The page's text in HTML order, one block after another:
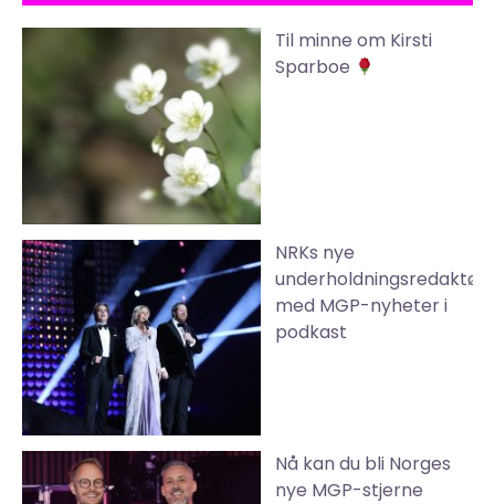
Til minne om Kirsti
Sparboe
NRKs nye
underholdningsredaktør
med MGP-nyheter i
podkast
Nå kan du bli Norges
nye MGP-stjerne